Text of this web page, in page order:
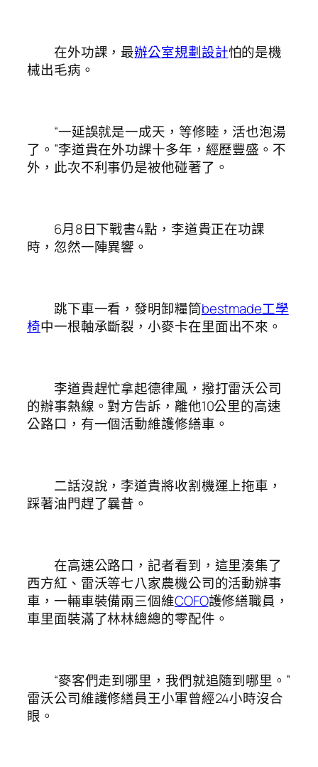
在外功課，最辦公室規劃設計怕的是機
械出毛病。
“一延誤就是一成天，等修睦，活也泡湯
了。”李道貴在外功課十多年，經歷豐盛。不
外，此次不利事仍是被他碰著了。
6月8日下戰書4點，李道貴正在功課
時，忽然一陣異響。
跳下車一看，發明卸糧筒bestmade工學
椅中一根軸承斷裂，小麥卡在里面出不來。
李道貴趕忙拿起德律風，撥打雷沃公司
的辦事熱線。對方告訴，離他10公里的高速
公路口，有一個活動維護修繕車。
二話沒說，李道貴將收割機運上拖車，
踩著油門趕了曩昔。
在高速公路口，記者看到，這里湊集了
西方紅、雷沃等七八家農機公司的活動辦事
車，一輛車裝備兩三個維COFO護修繕職員，
車里面裝滿了林林總總的零配件。
“麥客們走到哪里，我們就追隨到哪里。”
雷沃公司維護修繕員王小軍曾經24小時沒合
眼。